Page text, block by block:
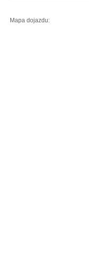
Mapa dojazdu: